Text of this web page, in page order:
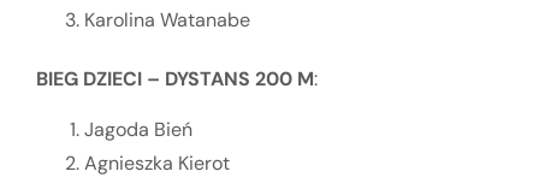
Karolina Watanabe
BIEG DZIECI – DYSTANS 200 M:
Jagoda Bień
Agnieszka Kierot